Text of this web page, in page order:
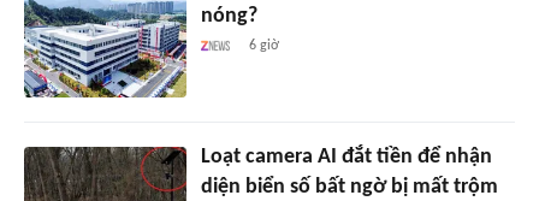
nóng?
6 giờ
Loạt camera AI đắt tiền để nhận
diện biển số bất ngờ bị mất trộm